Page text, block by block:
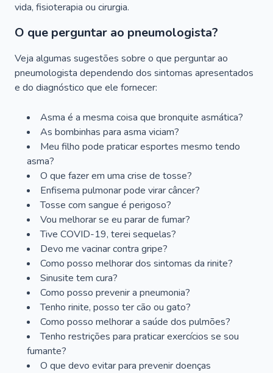
vida, fisioterapia ou cirurgia.
O que perguntar ao pneumologista?
Veja algumas sugestões sobre o que perguntar ao
pneumologista dependendo dos sintomas apresentados
e do diagnóstico que ele fornecer:
Asma é a mesma coisa que bronquite asmática?
As bombinhas para asma viciam?
Meu filho pode praticar esportes mesmo tendo
asma?
O que fazer em uma crise de tosse?
Enfisema pulmonar pode virar câncer?
Tosse com sangue é perigoso?
Vou melhorar se eu parar de fumar?
Tive COVID-19, terei sequelas?
Devo me vacinar contra gripe?
Como posso melhorar dos sintomas da rinite?
Sinusite tem cura?
Como posso prevenir a pneumonia?
Tenho rinite, posso ter cão ou gato?
Como posso melhorar a saúde dos pulmões?
Tenho restrições para praticar exercícios se sou
fumante?
O que devo evitar para prevenir doenças